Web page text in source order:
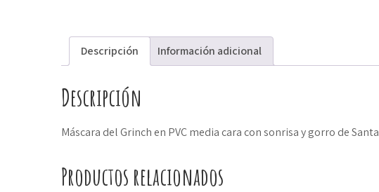
Descripción Información adicional
Descripción
Máscara del Grinch en PVC media cara con sonrisa y gorro de Santa
Productos relacionados